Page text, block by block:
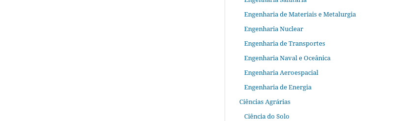
Engenharia de Materiais e Metalurgia
Engenharia Nuclear
Engenharia de Transportes
Engenharia Naval e Oceânica
Engenharia Aeroespacial
Engenharia de Energia
Ciências Agrárias
Ciência do Solo